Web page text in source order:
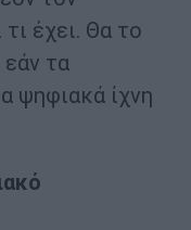
έχει. Θα το
εάν τα
ψηφιακά ίχνη